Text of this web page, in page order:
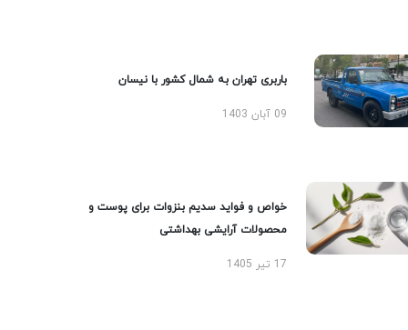
باربری تهران به شمال کشور با نیسان
09 آبان 1403
خواص و فواید سدیم بنزوات برای پوست و
محصولات آرایشی بهداشتی
17 تیر 1405